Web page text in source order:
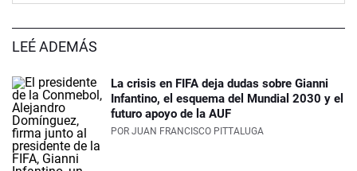
LEÉ ADEMÁS
La crisis en FIFA deja dudas sobre Gianni
Infantino, el esquema del Mundial 2030 y el
futuro apoyo de la AUF
POR JUAN FRANCISCO PITTALUGA